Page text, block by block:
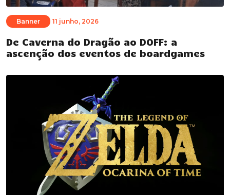
Banner 11 junho, 2026
De Caverna do Dragão ao DOFF: a
ascenção dos eventos de boardgames